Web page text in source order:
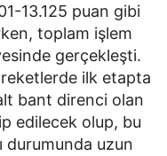
13.125 puan gibi
toplam işlem
gerçekleşti.
ilk etapta
bant direnci olan
edilecek olup, bu
durumunda uzun